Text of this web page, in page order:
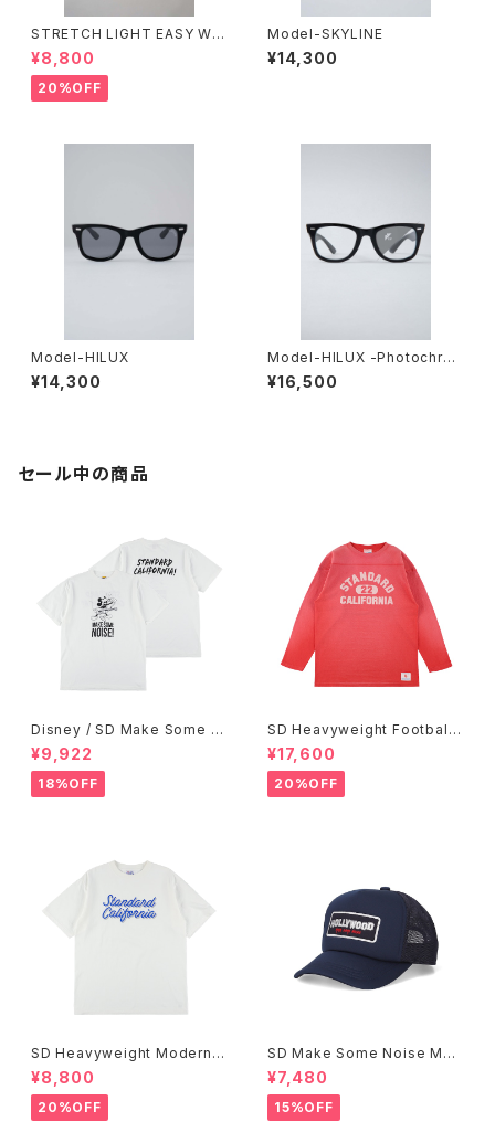
STRETCH LIGHT EASY WO
RK SHORTS
¥8,800
20%OFF
Model-SKYLINE
¥14,300
Model-HILUX
¥14,300
Model-HILUX -Photochro
mic-
¥16,500
セール中の商品
Disney / SD Make Some N
oise T
¥9,922
18%OFF
SD Heavyweight Football
Logo LS T VW
¥17,600
20%OFF
SD Heavyweight Modern T
wist Signs Logo T
¥8,800
20%OFF
SD Make Some Noise Mes
h Cap
¥7,480
15%OFF